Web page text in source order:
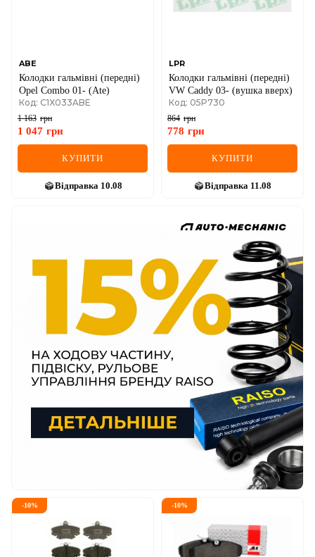
ABE
Колодки гальмівні (передні)
Opel Combo 01- (Ate)
Код: C1X033ABE
1 163 грн
1 047 грн
КУПИТИ
Відправка 10.08
LPR
Колодки гальмівні (передні)
VW Caddy 03- (вушка вверх)
Код: 05P730
864 грн
778 грн
КУПИТИ
Відправка 11.08
-10% -10%